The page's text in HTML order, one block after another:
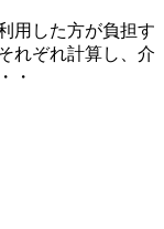
用した方が負担す
れぞれ計算し、介
・